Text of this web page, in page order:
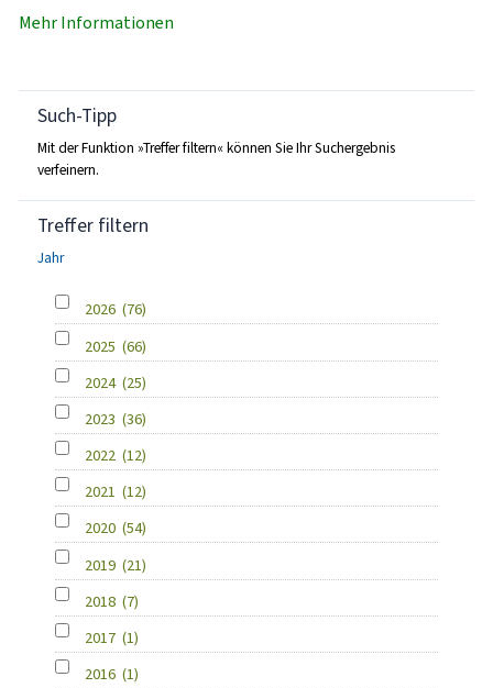
Mehr Informationen
Such-Tipp
Mit der Funktion »Treffer filtern« können Sie Ihr Suchergebnis
verfeinern.
Treffer filtern
Jahr
2026 (76)
2025 (66)
2024 (25)
2023 (36)
2022 (12)
2021 (12)
2020 (54)
2019 (21)
2018 (7)
2017 (1)
2016 (1)